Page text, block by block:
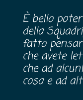
È bello
della
fatto
che avete
che ad
cosa e ad